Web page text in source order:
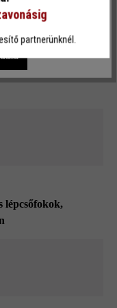
lépcsőfokok,
cookie elfogadása
partnerünknél.